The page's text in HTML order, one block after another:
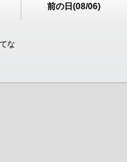
前の日(08/06)
な